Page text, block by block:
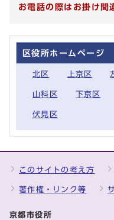
お電話の際はお掛け間
区役所ホームページ
北区 上京区
山科区 下京区
伏見区
このサイトの考え方
著作権・リンク等
京都市役所